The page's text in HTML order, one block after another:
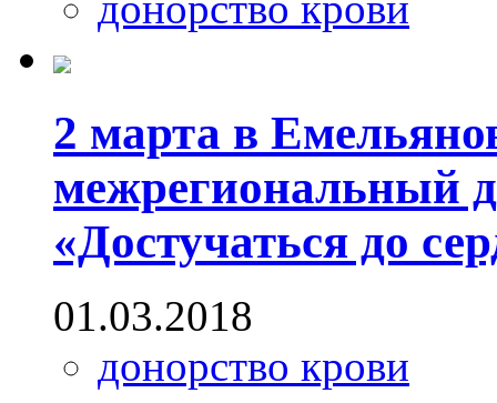
2 марта в
межрегиональный
«Достучаться до
01.03.2018
донорство крови